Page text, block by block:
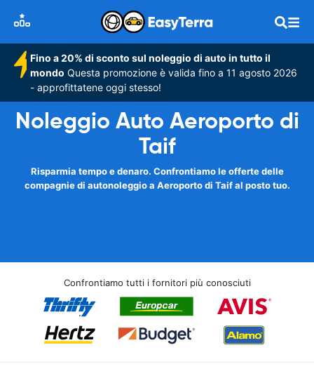
Fino a 20% di sconto sul noleggio di auto in tutto il
mondo Questa promozione è valida fino a 11 agosto 2026
- approfittatene oggi stesso!
Noleggio Auto Aeroporto di
Taif
Risparmia tempo e denaro. Confrontiamo le offerte delle
compagnie di autonoleggio a Aeroporto di Taif al posto tuo.
Confrontiamo tutti i fornitori più conosciuti